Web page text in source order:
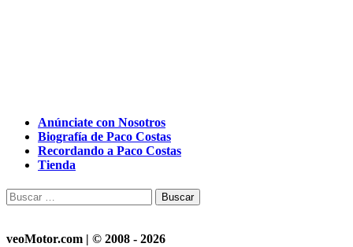
Anúnciate con Nosotros
Biografía de Paco Costas
Recordando a Paco Costas
Tienda
Buscar:
veoMotor.com | © 2008 - 2026